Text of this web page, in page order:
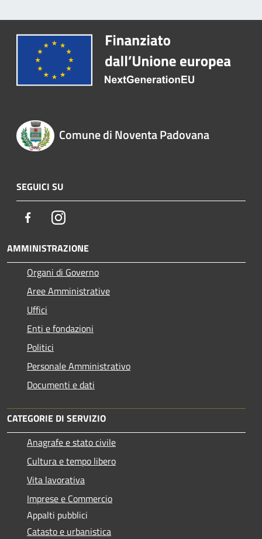
Comune di Noventa Padovana
SEGUICI SU
FacebookInstagram
AMMINISTRAZIONE
Organi di Governo
Aree Amministrative
Uffici
Enti e fondazioni
Politici
Personale Amministrativo
Documenti e dati
CATEGORIE DI SERVIZIO
Anagrafe e stato civile
Cultura e tempo libero
Vita lavorativa
Imprese e Commercio
Appalti pubblici
Catasto e urbanistica